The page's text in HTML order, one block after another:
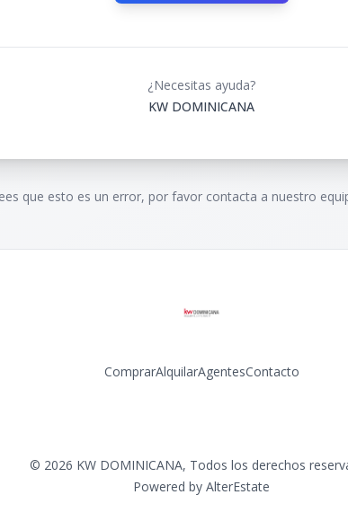
¿Necesitas ayuda?
KW DOMINICANA
que esto es un error, por favor contacta a nuestro
ComprarAlquilarAgentesContacto
© 2026 KW DOMINICANA, Todos los derechos
Powered by AlterEstate